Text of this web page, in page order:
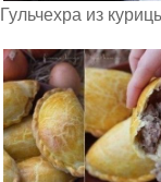
Гульчехра из